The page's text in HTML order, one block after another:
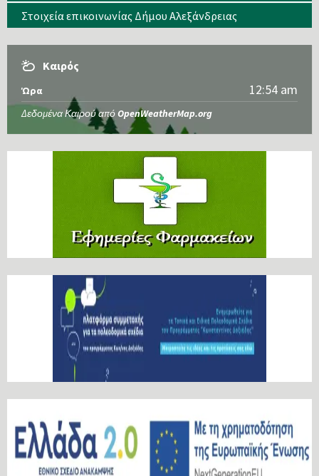
Στοιχεία επικοινωνίας Δήμου Αλεξάνδρειας
Καιρός
Ώρα 12:54 am
Δεδομένα Καιρού από OpenWeatherMap.org